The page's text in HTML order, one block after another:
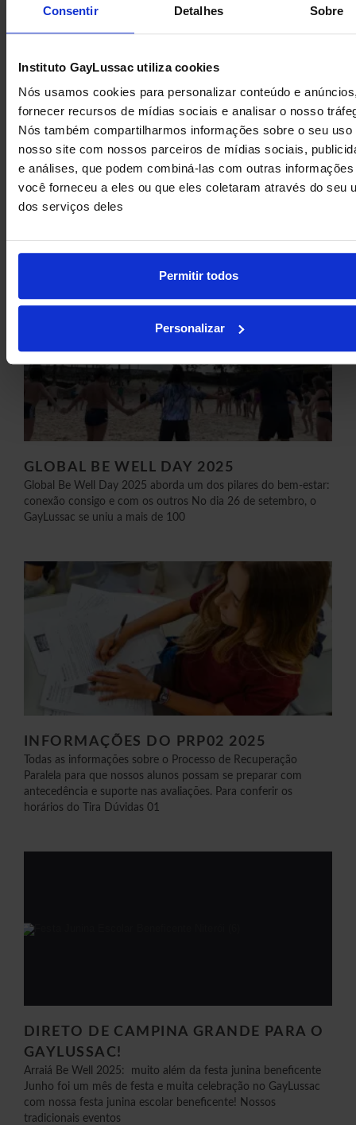
Consentir Detalhes Sobre
Instituto GayLussac utiliza cookies
Nós usamos cookies para personalizar conteúdo e
fornecer recursos de mídias sociais e analisar o nosso
Nós também compartilharmos informações sobre o seu uso
nosso site com nossos parceiros de mídias sociais,
e análises, que podem combiná-las com outras informações
você forneceu a eles ou que eles coletaram através do seu
dos serviços deles
Permitir todos
Personalizar
MODELO DIPLOMÁTICO DO
GAYLUSSAC
Simulação do Modelo Diplomático estimula a retórica e o
domínio da política externa Durante três dias, o Colégio
diplomático com a realização do
GLOBAL BE WELL DAY 2025
Global Be Well Day 2025 aborda um dos pilares do bem-estar:
conexão consigo e com os outros No dia 26 de setembro, o
GayLussac se uniu a mais de 100
INFORMAÇÕES DO PRP02 2025
Todas as informações sobre o Processo de Recuperação
Paralela para que nossos alunos possam se preparar com
antecedência e suporte nas avaliações. Para conferir os
horários do Tira Dúvidas 01
DIRETO DE CAMPINA GRANDE PARA O
GAYLUSSAC!
Arraiá Be Well 2025: muito além da festa junina beneficente
Junho foi um mês de festa e muita celebração no GayLussac
com nossa festa junina escolar beneficente! Nossos
tradicionais eventos